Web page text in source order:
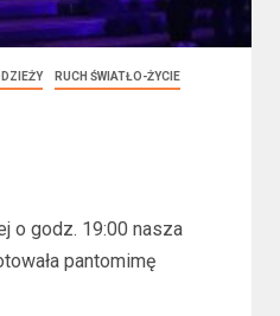
RUCH ŚWIATŁO-ŻYCIE
o godz. 19:00 nasza
pantomimę